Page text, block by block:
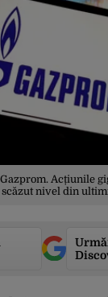
Acțiunile
nivel din